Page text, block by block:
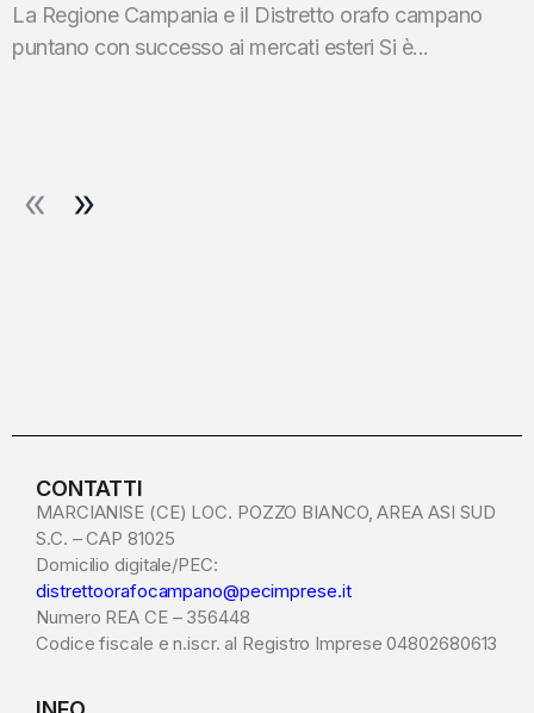
La Regione Campania e il Distretto orafo campano
puntano con successo ai mercati esteri Si è...
CONTATTI
MARCIANISE (CE) LOC. POZZO BIANCO, AREA ASI SUD
S.C. – CAP 81025
Domicilio digitale/PEC:
distrettoorafocampano@pecimprese.it
Numero REA CE – 356448
Codice fiscale e n.iscr. al Registro Imprese 04802680613